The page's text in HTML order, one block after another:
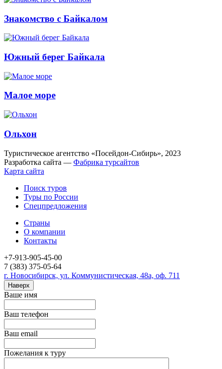
Знакомство с Байкалом
Южный берег Байкала
Малое море
Ольхон
Туристическое агентство «Посейдон-Сибирь», 2023
Разработка сайта — Фабрика турсайтов
Карта сайта
Поиск туров
Туры по России
Спецпредложения
Страны
О компании
Контакты
+7-913-905-45-00
7 (383) 375-05-64
г. Новосибирск, ул. Коммунистическая, 48а, оф. 711
Наверх
Ваше имя
Ваш телефон
Ваш email
Пожелания к туру